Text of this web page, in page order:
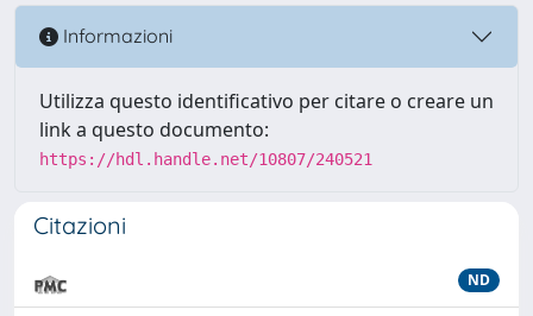
Informazioni
Utilizza questo identificativo per citare o creare un
link a questo documento:
https://hdl.handle.net/10807/240521
Citazioni
ND